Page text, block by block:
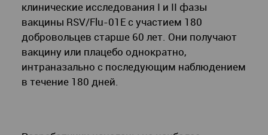
клинические исследования I и II фазы
вакцины RSV/Flu-01E с участием 180
добровольцев старше 60 лет. Они получают
вакцину или плацебо однократно,
интраназально с последующим наблюдением
в течение 180 дней.